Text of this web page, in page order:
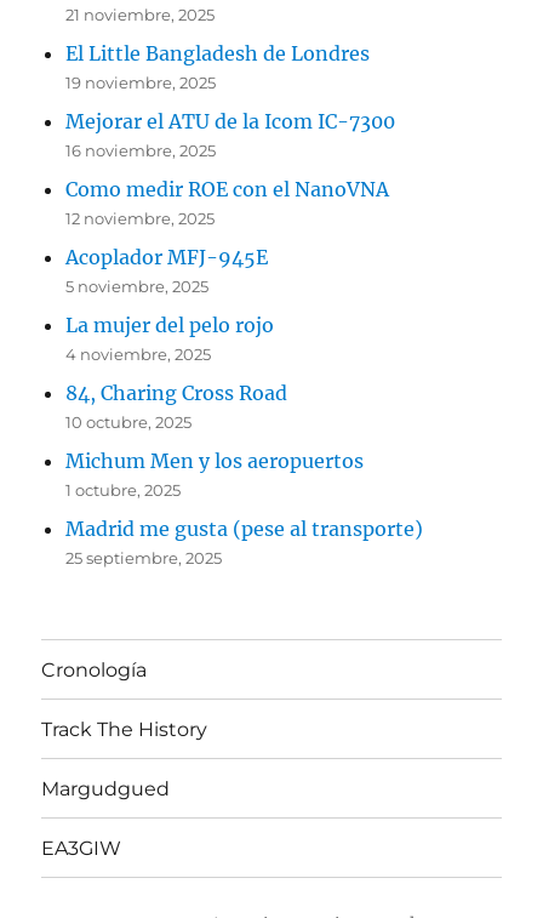
21 noviembre, 2025
El Little Bangladesh de Londres
19 noviembre, 2025
Mejorar el ATU de la Icom IC-7300
16 noviembre, 2025
Como medir ROE con el NanoVNA
12 noviembre, 2025
Acoplador MFJ-945E
5 noviembre, 2025
La mujer del pelo rojo
4 noviembre, 2025
84, Charing Cross Road
10 octubre, 2025
Michum Men y los aeropuertos
1 octubre, 2025
Madrid me gusta (pese al transporte)
25 septiembre, 2025
Cronología
Track The History
Margudgued
EA3GIW